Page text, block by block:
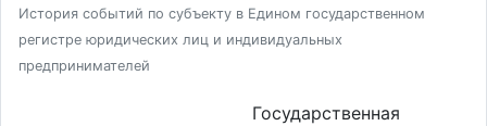
История событий по субъекту в Едином государственном
регистре юридических лиц и индивидуальных
предпринимателей
Государственная